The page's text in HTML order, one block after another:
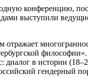
конференцию,
выступили
в истории
гендерный